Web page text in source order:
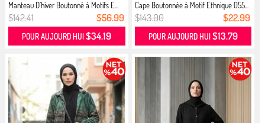
Manteau D`hiver Boutonné à Motifs E...
$142.41 $56.99
POUR AUJOURD HUI$34.19
Cape Boutonnée à Motif Ethnique 055...
$143.00 $22.99
POUR AUJOURD HUI $13.79